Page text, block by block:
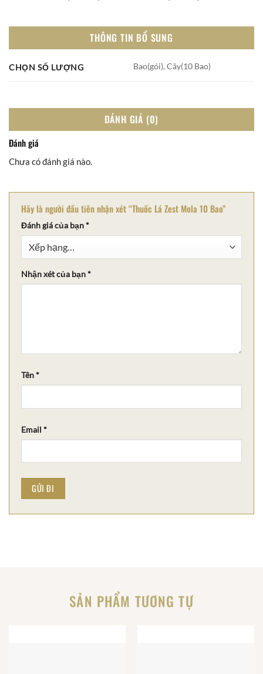
THÔNG TIN BỔ SUNG
CHỌN SỐ LƯỢNG Bao(gói), Cây(10 Bao)
ĐÁNH GIÁ (0)
Đánh giá
Chưa có đánh giá nào.
Hãy là người đầu tiên nhận xét “Thuốc Lá Zest Mola 10 Bao”
Đánh giá của bạn*
Nhận xét của bạn*
Tên*
Email *
SẢN PHẨM TƯƠNG TỰ